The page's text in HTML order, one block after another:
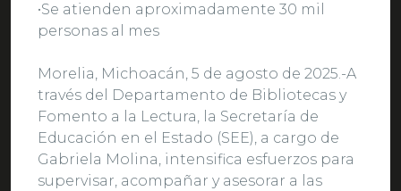
•Se atienden aproximadamente 30 mil
personas al mes
Morelia, Michoacán, 5 de agosto de 2025.-A
través del Departamento de Bibliotecas y
Fomento a la Lectura, la Secretaría de
Educación en el Estado (SEE), a cargo de
Gabriela Molina, intensifica esfuerzos para
supervisar, acompañar y asesorar a las